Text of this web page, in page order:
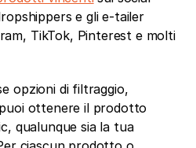
e gli e-tailer
TikTok, Pinterest e molti
opzioni di filtraggio,
ottenere il prodotto
qualunque sia la tua